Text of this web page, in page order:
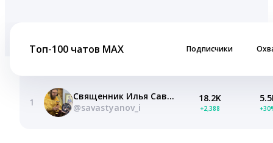
Топ-100 чатов MAX Подписчики
1
Священник Илья Савастьянов
@savastyanov_i
18.2K
+2,388